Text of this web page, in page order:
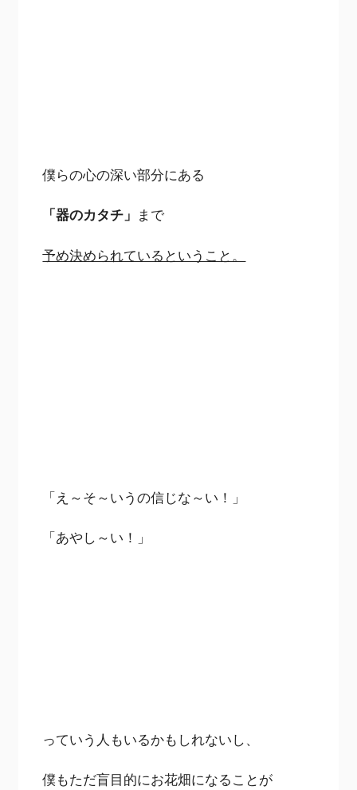
僕らの心の深い部分にある
「器のカタチ」 まで
予め決められているということ。
「え～そ～いうの信じな～い！」
「あやし～い！」
っていう人もいるかもしれないし、
僕もただ盲目的にお花畑になることが